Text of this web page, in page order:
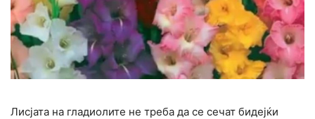
Лисјата на гладиолите не треба да се сечат бидејќи